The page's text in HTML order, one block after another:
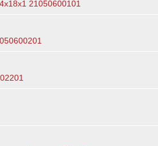
21050600101